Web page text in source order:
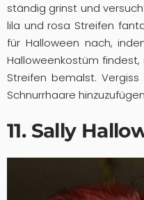
ständig grinst und
lila und rosa Streifen
für Halloween nach,
Halloweenkostüm
Streifen bemalst.
Schnurrhaare
11. Sally